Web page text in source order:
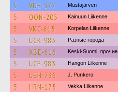
5 VUE-377 Mustajärven
5 OON-205 Kainuun Liikenne
5 VKC-615 Korpelan Liikenne
5 UCK-983 Разные города
5 XBE-616 Keski-Suomi, прочие
5 UCE-983 Hangon Liikenne
5 UEH-736 J. Punkero
5 HRN-175 Vekka Liikenne